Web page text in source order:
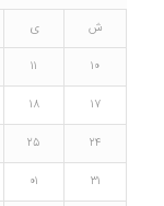
ش ی
۱۰
۱۱
۱۷
۱۸
۲۴
۲۵
۳۱
۰۱